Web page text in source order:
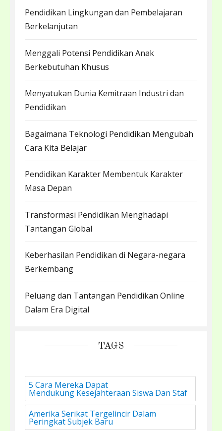
Pendidikan Lingkungan dan Pembelajaran
Berkelanjutan
Menggali Potensi Pendidikan Anak
Berkebutuhan Khusus
Menyatukan Dunia Kemitraan Industri dan
Pendidikan
Bagaimana Teknologi Pendidikan Mengubah
Cara Kita Belajar
Pendidikan Karakter Membentuk Karakter
Masa Depan
Transformasi Pendidikan Menghadapi
Tantangan Global
Keberhasilan Pendidikan di Negara-negara
Berkembang
Peluang dan Tantangan Pendidikan Online
Dalam Era Digital
TAGS
5 Cara Mereka Dapat
Mendukung Kesejahteraan Siswa Dan Staf
Amerika Serikat Tergelincir Dalam
Peringkat Subjek Baru